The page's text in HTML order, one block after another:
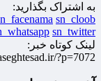
به اشتراک بگذارید:
sn_cloob
sn_twitter
لینک کوتاه خبر:
?p=7072